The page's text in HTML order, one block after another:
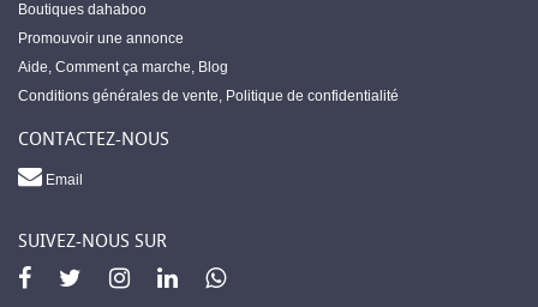
Boutiques dahaboo
Promouvoir une annonce
Aide, Comment ça marche, Blog
Conditions générales de vente, Politique de confidentialité
CONTACTEZ-NOUS
Email
SUIVEZ-NOUS SUR